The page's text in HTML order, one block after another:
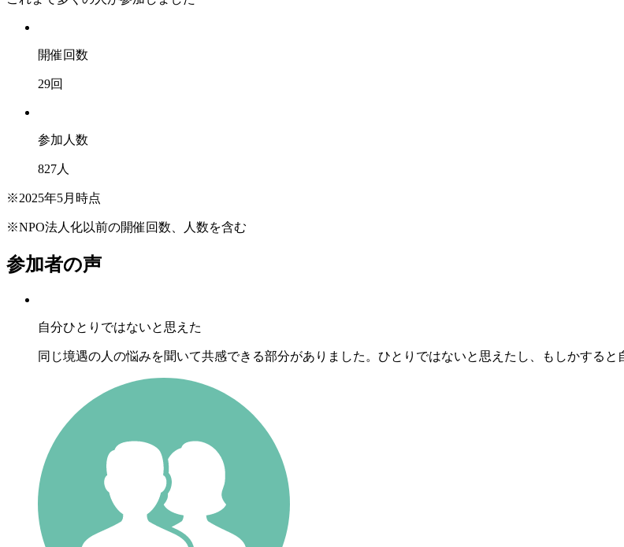
開催回数
29回
参加人数
827人
※2025年5月時点
※NPO法人化以前の開催回数、人数を含む
参加者の声
自分ひとりではないと思えた
同じ境遇の人の悩みを聞いて共感できる部分がありました。ひとりではないと思えたし、もしかする